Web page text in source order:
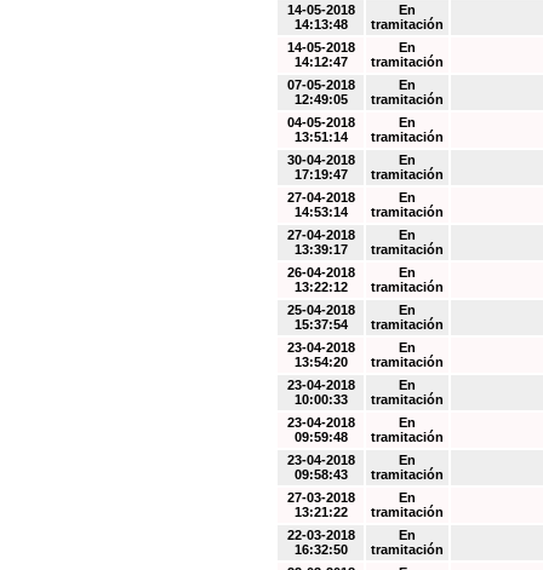
14-05-2018
14:13:48
En
tramitación
14-05-2018
14:12:47
En
tramitación
07-05-2018
12:49:05
En
tramitación
04-05-2018
13:51:14
En
tramitación
30-04-2018
17:19:47
En
tramitación
27-04-2018
14:53:14
En
tramitación
27-04-2018
13:39:17
En
tramitación
26-04-2018
13:22:12
En
tramitación
25-04-2018
15:37:54
En
tramitación
23-04-2018
13:54:20
En
tramitación
23-04-2018
10:00:33
En
tramitación
23-04-2018
09:59:48
En
tramitación
23-04-2018
09:58:43
En
tramitación
27-03-2018
13:21:22
En
tramitación
22-03-2018
16:32:50
En
tramitación